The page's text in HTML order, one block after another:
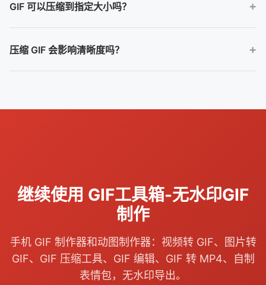
GIF 可以压缩到指定大小吗？
材复杂度不同，不能保证每张 GIF 都在保持清晰的同时压到同一体
压缩 GIF 会影响清晰度吗？
继续使用 GIF工具箱-无水印GIF
制作
手机 GIF 制作器和动图制作器：视频转 GIF、图片转
GIF、GIF 压缩工具、GIF 编辑、GIF 转 MP4、自制
表情包，无水印导出。